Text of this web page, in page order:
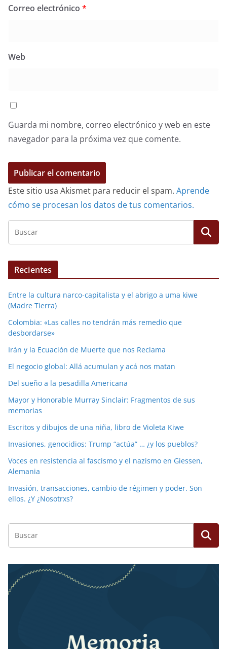
Correo electrónico *
Web
Guarda mi nombre, correo electrónico y web en este
navegador para la próxima vez que comente.
Este sitio usa Akismet para reducir el spam. Aprende
cómo se procesan los datos de tus comentarios.
Recientes
Entre la cultura narco-capitalista y el abrigo a uma kiwe
(Madre Tierra)
Colombia: «Las calles no tendrán más remedio que
desbordarse»
Irán y la Ecuación de Muerte que nos Reclama
El negocio global: Allá acumulan y acá nos matan
Del sueño a la pesadilla Americana
Mayor y Honorable Murray Sinclair: Fragmentos de sus
memorias
Escritos y dibujos de una niña, libro de Violeta Kiwe
Invasiones, genocidios: Trump “actúa” … ¿y los pueblos?
Voces en resistencia al fascismo y el nazismo en Giessen,
Alemania
Invasión, transacciones, cambio de régimen y poder. Son
ellos. ¿Y ¿Nosotrxs?